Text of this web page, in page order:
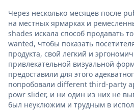
Через несколько месяцев после
на местных ярмарках и
shades искала способ продавать
wanted, чтобы показать
продукта, свой легкий и
привлекательной визуальной
предоставили для этого
попробовали different third-party
powr slider, и ни один из них не
был неуклюжим и трудным в